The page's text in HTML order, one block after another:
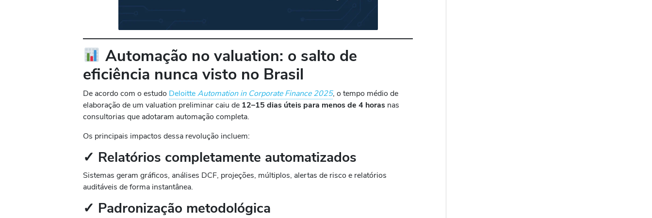
Automação no valuation: o salto de
eficiência nunca visto no Brasil
De acordo com o estudo DeloitteAutomation in Corporate Finance 2025, o tempo médio de
elaboração de um valuation preliminar caiu de 12–15 dias úteis para menos de 4 horas nas
consultorias que adotaram automação completa.
Os principais impactos dessa revolução incluem:
✓ Relatórios completamente automatizados
Sistemas geram gráficos, análises DCF, projeções, múltiplos, alertas de risco e relatórios
auditáveis de forma instantânea.
✓ Padronização metodológica